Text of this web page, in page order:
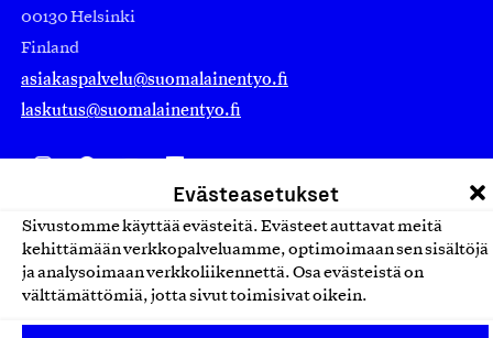
Evästeasetukset
Sivustomme käyttää evästeitä. Evästeet auttavat meitä
kehittämään verkkopalveluamme, optimoimaan sen sisältöjä
ja analysoimaan verkkoliikennettä. Osa evästeistä on
välttämättömiä, jotta sivut toimisivat oikein.
00130 Helsinki
Finland
asiakaspalvelu@suomalainentyo.fi
laskutus@suomalainentyo.fi
Avainlippu